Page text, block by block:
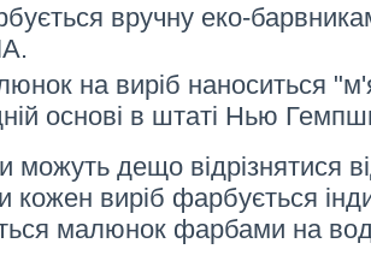
вручну еко-
на виріб наноситься
основі в штаті Нью
можуть дещо відрізнятися
кожен виріб фарбується
малюнок фарбами на